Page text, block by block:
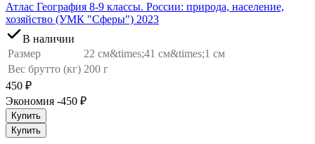
Атлас География 8-9 классы. России: природа, население,
хозяйство (УМК "Сферы") 2023
В наличии
Размер
22 см&times;41 см&times;1 см
Вес брутто (кг) 200 г
450 ₽
Экономия -450 ₽
Купить
Купить